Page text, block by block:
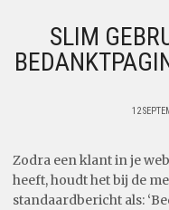
SLIM
12
Zodra een klant in je
heeft, houdt het bij de
standaardbericht als: